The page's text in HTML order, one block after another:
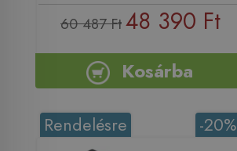
60 487 Ft48 390 Ft
Kosárba
-20%
Rendelésre